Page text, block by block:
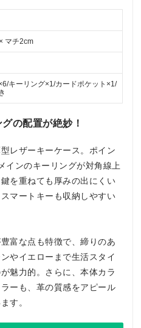
マチ2cm
キーリング×1/カードポケット×1/
の配置が絶妙！
レザーキーケース。ポイン
インのキーリングが対角線上
を重ねても厚みの出にくい
マートキーも収納しやすい
富な点も特徴で、締りのあ
やイエローまで生活スタイ
魅力的。さらに、本体カラ
ーも、革の質感をアピール
す。